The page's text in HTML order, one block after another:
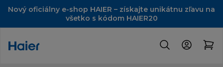
Nový oficiálny e-shop HAIER – získajte unikátnu zľavu na
všetko s kódom HAIER20